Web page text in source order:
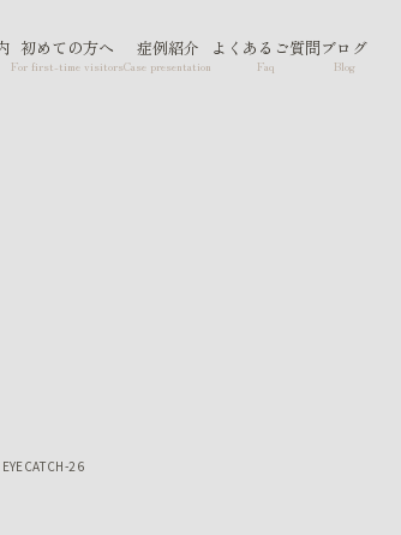
初めての方へ
For first-time visitors
症例紹介
Case presentation
よくあるご質問
Faq
ブログ
Blog
EYECATCH-26